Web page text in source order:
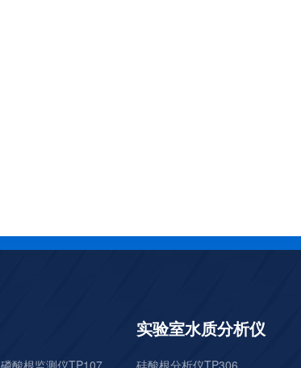
磷酸根监测仪TP107
实验室水质分析仪
硅酸根分析仪TP306